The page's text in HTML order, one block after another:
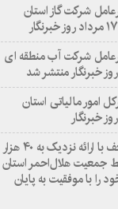
شرکت گاز استان
شرکت آب منطقه ای
خبرنگار منتشر شد
امور مالیاتی استان
خبرنگار
درمانگاه «نبأ» نجف با ارائه نزدیک به ۴۰ هزار
جمعیت هلال‌احمر استان
را با موفقیت به پایان